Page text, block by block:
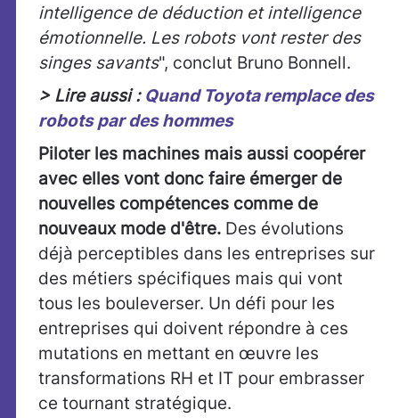
intelligence de déduction et intelligence
émotionnelle. Les robots vont rester des
singes savants", conclut Bruno Bonnell.
> Lire aussi : Quand Toyota remplace des
robots par des hommes
Piloter les machines mais aussi coopérer
avec elles vont donc faire émerger de
nouvelles compétences comme de
nouveaux mode d'être. Des évolutions
déjà perceptibles dans les entreprises sur
des métiers spécifiques mais qui vont
tous les bouleverser. Un défi pour les
entreprises qui doivent répondre à ces
mutations en mettant en œuvre les
transformations RH et IT pour embrasser
ce tournant stratégique.